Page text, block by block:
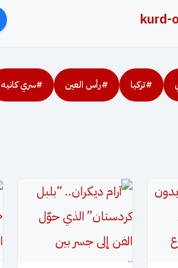
kurd-
#تركيا #رأس العين #سري كانيه